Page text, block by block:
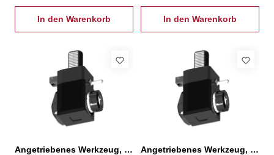
Innenkühlung
In den Warenkorb
Innenkühlung
In den Warenkorb
Angetriebenes Werkzeug, VDI 30 ER 25 ohne IK
Angetriebenes Werkzeug, VDI 30 ER 25 ohne IK, kurz